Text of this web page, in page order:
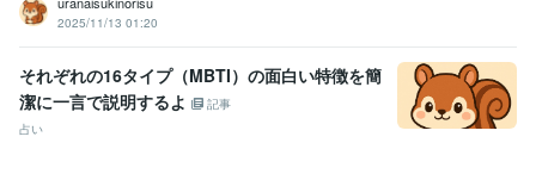
2025/11/13 01:20
それぞれの16タイプ（MBTI）の面白い特徴を簡
潔に一言で説明するよ
記事
占い